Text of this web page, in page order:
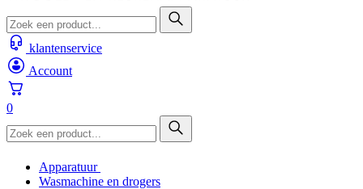
klantenservice
Account
0
Apparatuur
Wasmachine en drogers